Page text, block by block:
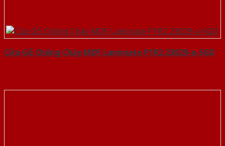
Cửa Gỗ Chống Cháy MDF Laminate P1R2 23029-a-SGD